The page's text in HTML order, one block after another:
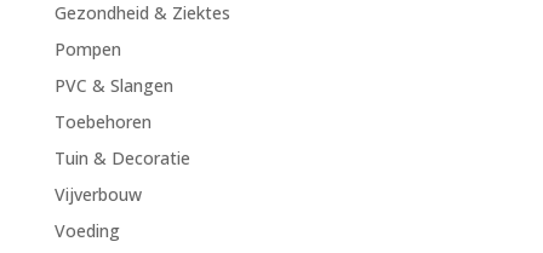
Gezondheid & Ziektes
Pompen
PVC & Slangen
Toebehoren
Tuin & Decoratie
Vijverbouw
Voeding